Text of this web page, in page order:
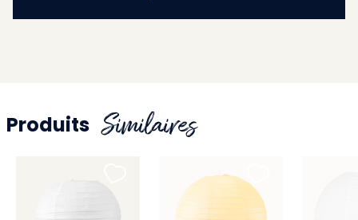
Produits Similaires